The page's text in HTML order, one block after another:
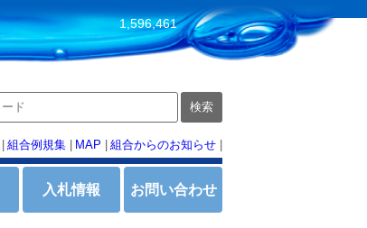
1,596,461
組合例規集 MAP 組合からのお知らせ
入札情報 お問い合わせ